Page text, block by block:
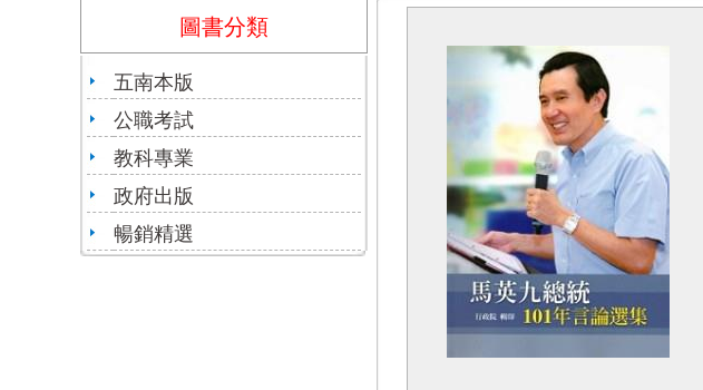
圖書分類
五南本版
公職考試
教科專業
政府出版
暢銷精選